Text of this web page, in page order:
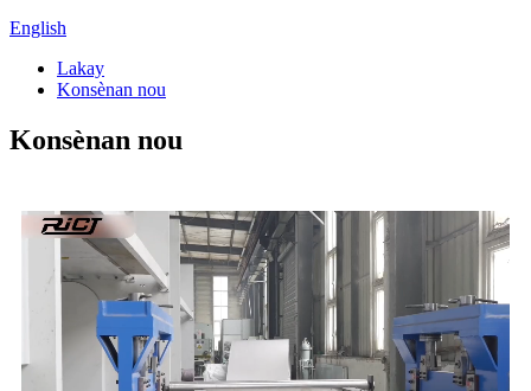
English
Lakay
Konsènan nou
Konsènan nou